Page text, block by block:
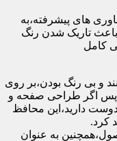
های پیشرفته،به
تاریک شدن رنگ
کامل
و بی رنگ بودن،بر روی
اگر طراحی صفحه و
دارید،این محافظ
کرد.
به عنوان